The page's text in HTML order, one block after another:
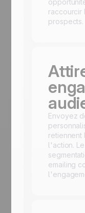
raccourcir
prospects.
Envoyez
retiennent
l'action.
emailing